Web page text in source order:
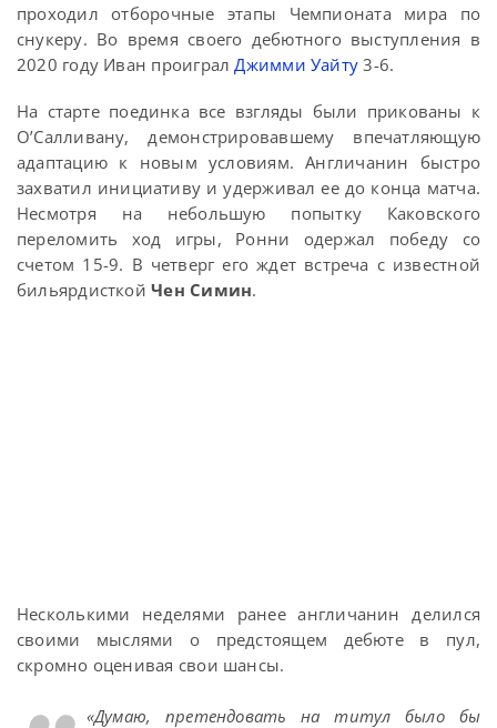
проходил отборочные этапы Чемпионата мира по
снукеру. Во время своего дебютного выступления в
2020 году Иван проигралДжимми Уайту 3-6.
На старте поединка все взгляды были прикованы к
О’Салливану, демонстрировавшему впечатляющую
адаптацию к новым условиям. Англичанин быстро
захватил инициативу и удерживал ее до конца матча.
Несмотря на небольшую попытку Каковского
переломить ход игры, Ронни одержал победу со
счетом 15-9. В четверг его ждет встреча с известной
бильярдисткойЧен Симин.
Несколькими неделями ранее англичанин делился
своими мыслями о предстоящем дебюте в пул,
скромно оценивая свои шансы.
«Думаю, претендовать на титул было бы